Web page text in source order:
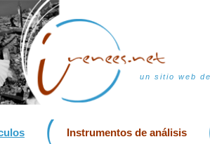
un sitio web
Instrumentos de análisis